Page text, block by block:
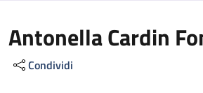
Antonella Cardin
Condividi